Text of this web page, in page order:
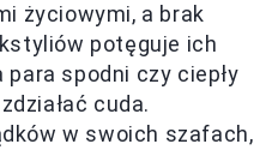
życiowymi, a brak
potęguje ich
spodni czy ciepły
cuda.
w swoich szafach,